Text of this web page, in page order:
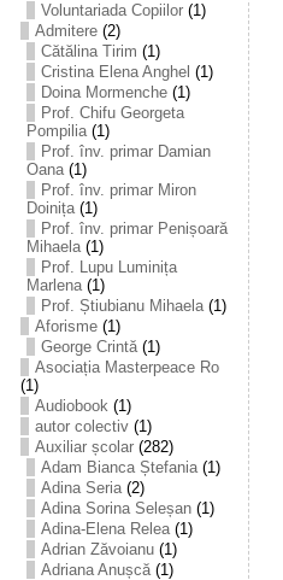
Voluntariada Copiilor(1)
Admitere(2)
Cătălina Tirim (1)
Cristina Elena Anghel (1)
Doina Mormenche(1)
Prof. Chifu Georgeta
Pompilia(1)
Prof. înv. primar Damian
Oana(1)
Prof. înv. primar Miron
Doinița(1)
Prof. înv. primar Penișoară
Mihaela(1)
Prof. Lupu Luminița
Marlena(1)
Prof. Știubianu Mihaela(1)
Aforisme(1)
George Crintă(1)
Asociația Masterpeace Ro
(1)
Audiobook(1)
autor colectiv(1)
Auxiliar școlar(282)
Adam Bianca Ștefania(1)
Adina Seria(2)
Adina Sorina Seleșan(1)
Adina-Elena Relea(1)
Adrian Zăvoianu(1)
Adriana Anușcă(1)